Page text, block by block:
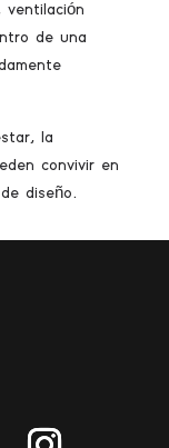
ventilación
de una
la
convivir en
diseño.